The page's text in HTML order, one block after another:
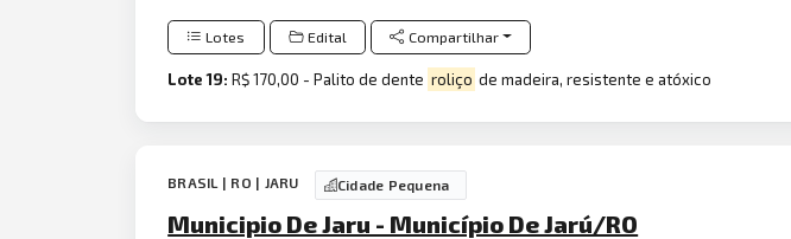
Lotes Edital Compartilhar
Lote 19:R$ 170,00 - Palito de dente roliço de madeira, resistente e atóxico
BRASIL | RO | JARU Cidade Pequena
Municipio De Jaru - Município De Jarú/RO